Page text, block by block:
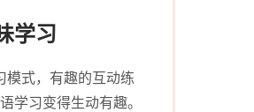
学习
模式，有趣的互动练
学习变得生动有趣。